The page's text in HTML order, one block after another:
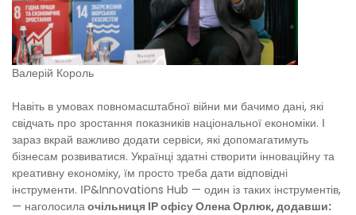
Валерій Король
Навіть в умовах повномасштабної війни ми бачимо дані, які
свідчать про зростання показників національної економіки. І
зараз вкрай важливо додати сервіси, які допомагатимуть
бізнесам розвиватися. Українці здатні створити інноваційну та
креативну економіку, їм просто треба дати відповідні
інструменти. ІР&Innovations Hub — один із таких інструментів,
— наголосилаочільниця ІР офісу Олена Орлюк, додавши: